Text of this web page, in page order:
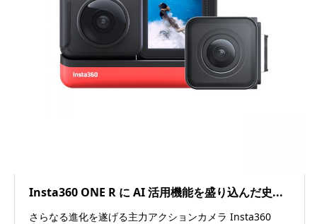
Insta360 ONE R に AI 活用機能を盛り込んだ史...
さらなる進化を遂げる主力アクションカメラ Insta360